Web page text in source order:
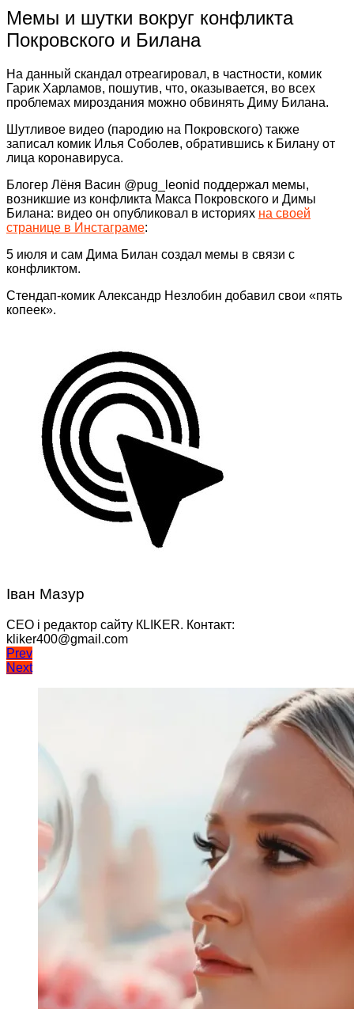
Мемы и шутки вокруг конфликта
Покровского и Билана
На данный скандал отреагировал, в частности, комик
Гарик Харламов, пошутив, что, оказывается, во всех
проблемах мироздания можно обвинять Диму Билана.
Шутливое видео (пародию на Покровского) также
записал комик Илья Соболев, обратившись к Билану от
лица коронавируса.
Блогер Лёня Васин @pug_leonid поддержал мемы,
возникшие из конфликта Макса Покровского и Димы
Билана: видео он опубликовал в историях на своей
странице в Инстаграме:
5 июля и сам Дима Билан создал мемы в связи с
конфликтом.
Стендап-комик Александр Незлобин добавил свои «пять
копеек».
Іван Мазур
CEO і редактор сайту КLIKER. Контакт:
kliker400@gmail.com
Навігація
записів
Prev
Next